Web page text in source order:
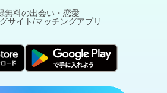
無料の出会い・恋愛
サイト/マッチングアプリ